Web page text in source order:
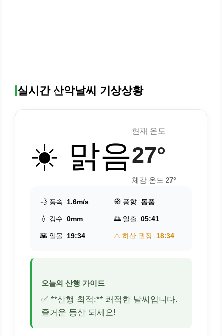
실시간 산악날씨 기상상황
☀️ 맑음
현재 온도
27°
체감 온도 27°
💨 풍속: 1.6m/s 🧭 풍향: 동풍
💧 강수: 0mm 🌅 일출: 05:41
🌇 일몰: 19:34 ⚠️ 하산 권장: 18:34
오늘의 산행 가이드
✅ **산행 최적:** 쾌적한 날씨입니다.
즐거운 등산 되세요!